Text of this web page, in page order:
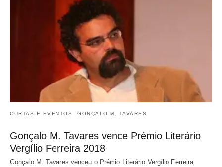
CURTAS E EVENTOS GONÇALO M. TAVARES
Gonçalo M. Tavares vence Prémio Literário
Vergílio Ferreira 2018
Gonçalo M. Tavares venceu o Prémio Literário Vergílio Ferreira